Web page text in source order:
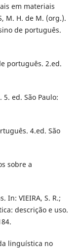
em materiais
M. H. de M. (org.).
de português.
português. 2.ed.
5. ed. São Paulo:
4.ed. São
sobre a
In: VIEIRA, S. R.;
descrição e uso.
linguística no